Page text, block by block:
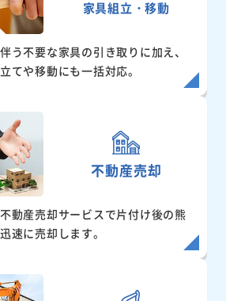
家具組立・移動
う不要な家具の引き取りに加え、
てや移動にも一括対応。
不動産売却
動産売却サービスで片付け後の熊
速に売却します。